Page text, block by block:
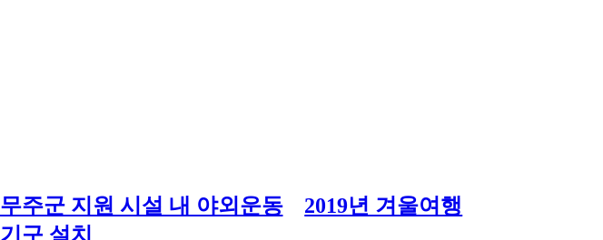
무주군 지원 시설 내 야외운동
기구 설치
2019년 겨울여행